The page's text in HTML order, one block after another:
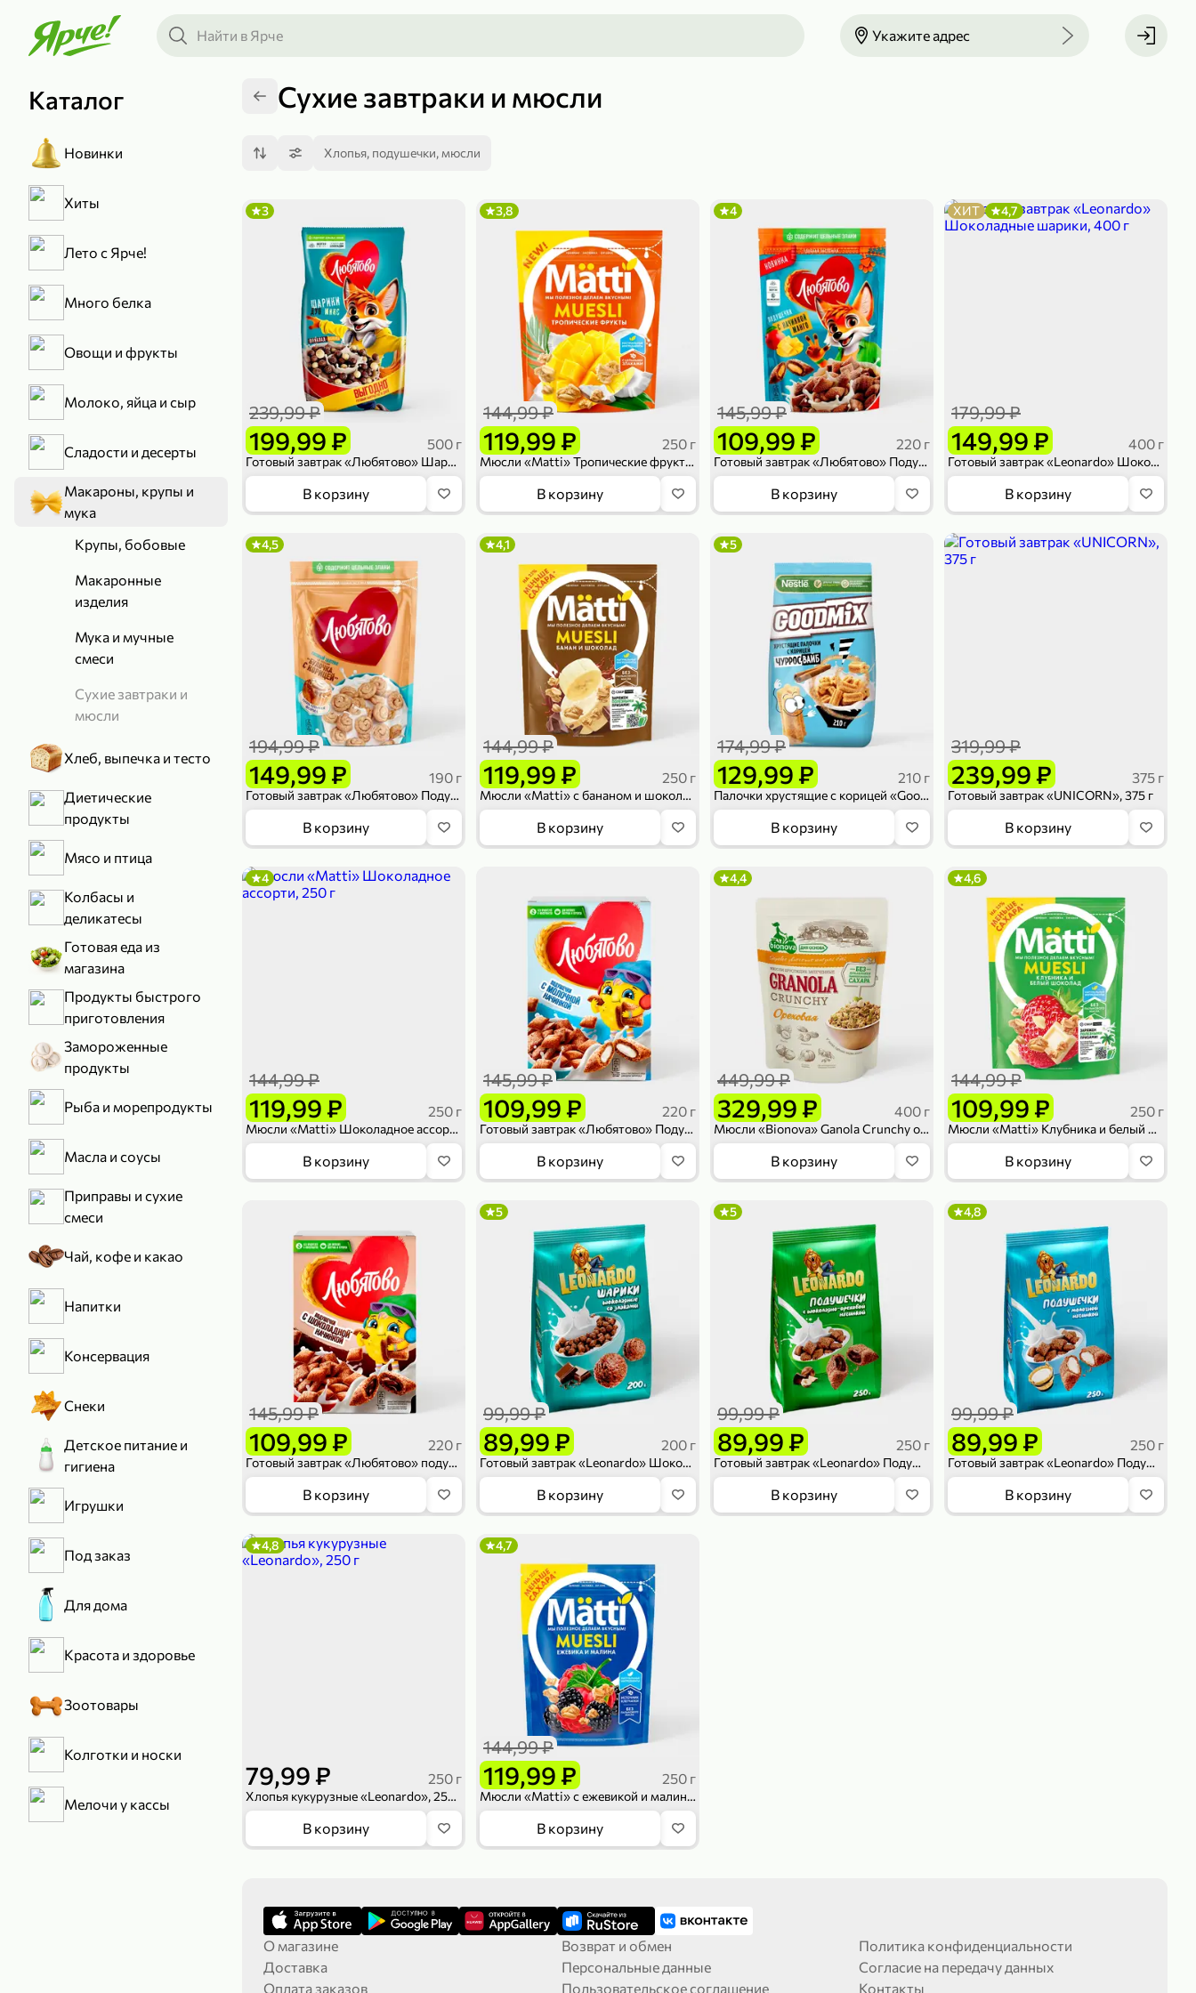
Укажите адрес
Каталог
Новинки
Хиты
Лето с Ярче!
Много белка
Овощи и фрукты
Молоко, яйца и сыр
Сладости и десерты
Макароны, крупы и
мука
Крупы, бобовые
Макаронные
изделия
Мука и мучные
смеси
Сухие завтраки и
мюсли
Хлеб, выпечка и тесто
Диетические
продукты
Мясо и птица
Колбасы и
деликатесы
Готовая еда из
магазина
Продукты быстрого
приготовления
Замороженные
продукты
Рыба и морепродукты
Масла и соусы
Приправы и сухие
смеси
Чай, кофе и какао
Напитки
Консервация
Снеки
Детское питание и
гигиена
Игрушки
Под заказ
Для дома
Красота и здоровье
Зоотовары
Колготки и носки
Мелочи у кассы
Сухие завтраки и мюсли
Хлопья, подушечки, мюсли
199,99 ₽
239,99 ₽
500 г
Готовый завтрак «Любятово» Шарики шоколадные Дуо микс, 500 г
3
В корзину
119,99 ₽
144,99 ₽
250 г
Мюсли «Matti» Тропические фрукты, 250 г
3,8
В корзину
109,99 ₽
145,99 ₽
220 г
Готовый завтрак «Любятово» Подушечки с начинкой манго, 220 г
4
В корзину
149,99 ₽
179,99 ₽
400 г
Готовый завтрак «Leonardo» Шоколадные шарики, 400 г
ХИТ 4,7
В корзину
149,99 ₽
194,99 ₽
190 г
Готовый завтрак «Любятово» Подушечки со вкусом булочки с корицей, 190 г
4,5
В корзину
119,99 ₽
144,99 ₽
250 г
Мюсли «Matti» с бананом и шоколадом, 250 г
4,1
В корзину
129,99 ₽
174,99 ₽
210 г
Палочки хрустящие с корицей «GoodMix» Чурросвайб, 210 г
5
В корзину
239,99 ₽
319,99 ₽
375 г
Готовый завтрак «UNICORN», 375 г
В корзину
119,99 ₽
144,99 ₽
250 г
Мюсли «Matti» Шоколадное ассорти, 250 г
4
В корзину
109,99 ₽
145,99 ₽
220 г
Готовый завтрак «Любятово» Подушечки с молочной начинкой, 220 г
В корзину
329,99 ₽
449,99 ₽
400 г
Мюсли «Bionova» Ganola Crunchy ореховая, 400 г
4,4
В корзину
109,99 ₽
144,99 ₽
250 г
Мюсли «Matti» Клубника и белый шоколад, 250 г
4,6
В корзину
109,99 ₽
145,99 ₽
220 г
Готовый завтрак «Любятово» подушечки с шоколадной начинкой, 220 г
В корзину
89,99 ₽
99,99 ₽
200 г
Готовый завтрак «Leonardo» Шоколадные шарики, 200 г
5
В корзину
89,99 ₽
99,99 ₽
250 г
Готовый завтрак «Leonardo» Подушечки с шоколадно-ореховой начинкой, 250 г
5
В корзину
89,99 ₽
99,99 ₽
250 г
Готовый завтрак «Leonardo» Подушечки с молочной начинкой, 250 г
4,8
В корзину
79,99 ₽ 250 г
Хлопья кукурузные «Leonardo», 250 г
4,8
В корзину
119,99 ₽
144,99 ₽
250 г
Мюсли «Matti» с ежевикой и малиной, 250 г
4,7
В корзину
О магазине
Доставка
Оплата заказов
Возврат и обмен
Персональные данные
Пользовательское соглашение
Политика конфиденциальности
Согласие на передачу данных
Контакты